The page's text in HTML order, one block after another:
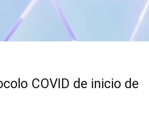
COVID de inicio de